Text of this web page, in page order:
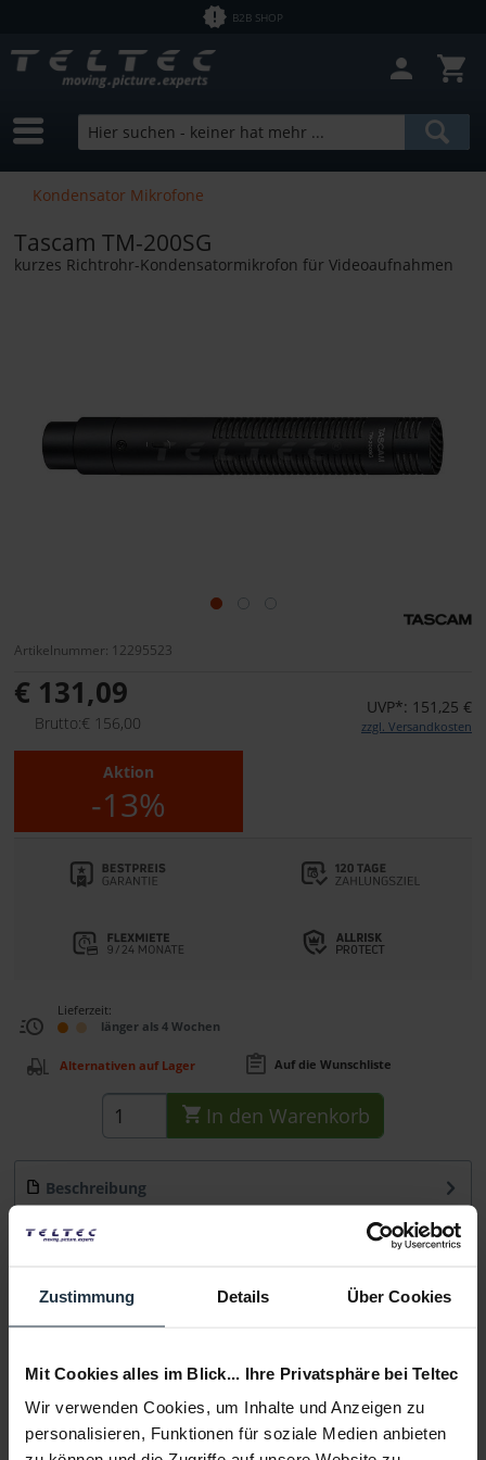
Zustimmung Details Über Cookies
Mit Cookies alles im Blick... Ihre Privatsphäre bei Teltec
Wir verwenden Cookies, um Inhalte und Anzeigen zu
personalisieren, Funktionen für soziale Medien anbieten
B2B SHOP
Kondensator Mikrofone
Tascam TM-200SG
kurzes Richtrohr-Kondensatormikrofon für Videoaufnahmen
Artikelnummer: 12295523
€ 131,09
Brutto:€ 156,00
UVP*: 151,25 €
zzgl. Versandkosten
Aktion
-13%
Lieferzeit:
länger als 4 Wochen
Alternativen auf Lager Auf die Wunschliste
In den Warenkorb
Beschreibung
Richtrohrmikrofon und dank seiner...
Beratung
Medien
Infos zu Hersteller & Produktsicherheit